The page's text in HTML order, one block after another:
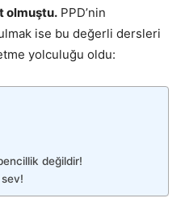
olmuştu. PPD’nin
ise bu değerli dersleri
yolculuğu oldu:
değildir!